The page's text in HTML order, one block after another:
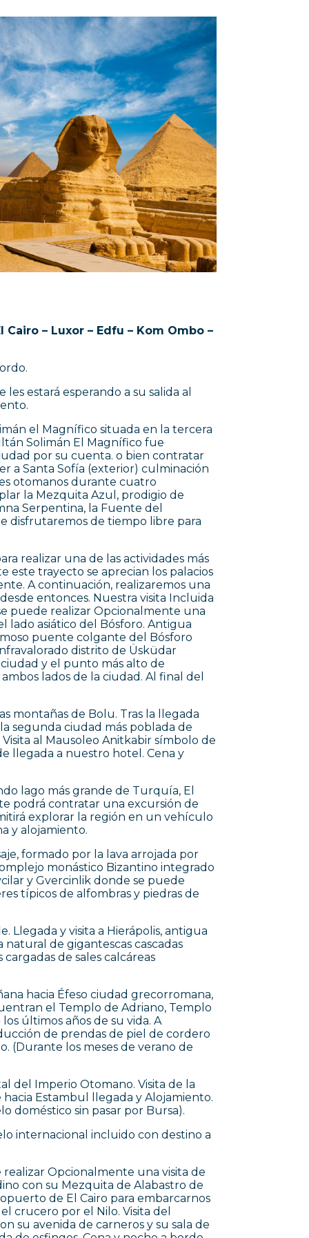
Cairo – Luxor – Edfu – Kom Ombo –
estará esperando a su salida al
el Magnífico situada en la tercera
Solimán El Magnífico fue
por su cuenta. o bien contratar
a Santa Sofía (exterior) culminación
otomanos durante cuatro
la Mezquita Azul, prodigio de
Serpentina, la Fuente del
disfrutaremos de tiempo libre para
realizar una de las actividades más
este trayecto se aprecian los palacios
A continuación, realizaremos una
entonces. Nuestra visita Incluida
puede realizar Opcionalmente una
lado asiático del Bósforo. Antigua
puente colgante del Bósforo
distrito de Üsküdar
ciudad y el punto más alto de
lados de la ciudad. Al final del
montañas de Bolu. Tras la llegada
segunda ciudad más poblada de
al Mausoleo Anitkabir símbolo de
llegada a nuestro hotel. Cena y
lago más grande de Turquía, El
podrá contratar una excursión de
explorar la región en un vehículo
y alojamiento.
formado por la lava arrojada por
monástico Bizantino integrado
y Gvercinlik donde se puede
típicos de alfombras y piedras de
Llegada y visita a Hierápolis, antigua
de gigantescas cascadas
de sales calcáreas
hacia Éfeso ciudad grecorromana,
el Templo de Adriano, Templo
últimos años de su vida. A
de prendas de piel de cordero
(Durante los meses de verano de
del Imperio Otomano. Visita de la
Estambul llegada y Alojamiento.
doméstico sin pasar por Bursa).
internacional incluido con destino a
realizar Opcionalmente una visita de
con su Mezquita de Alabastro de
de El Cairo para embarcarnos
crucero por el Nilo. Visita del
su avenida de carneros y su sala de